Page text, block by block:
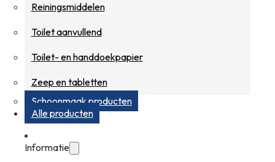
Reiningsmiddelen
Toilet aanvullend
Toilet- en handdoekpapier
Zeep en tabletten
Schoonmaak producten
Alle producten
Informatie